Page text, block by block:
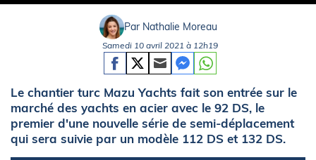
Par Nathalie Moreau
Samedi 10 avril 2021 à 12h19
Le chantier turc Mazu Yachts fait son entrée sur le
marché des yachts en acier avec le 92 DS, le
premier d'une nouvelle série de semi-déplacement
qui sera suivie par un modèle 112 DS et 132 DS.